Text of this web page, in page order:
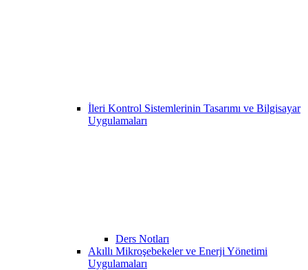
İleri Kontrol Sistemlerinin Tasarımı ve Bilgisayar
Uygulamaları
Ders Notları
Akıllı Mikroşebekeler ve Enerji Yönetimi
Uygulamaları